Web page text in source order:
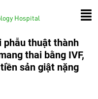
Hospital
phẫu thuật thành
thai bằng IVF,
sản giật nặng